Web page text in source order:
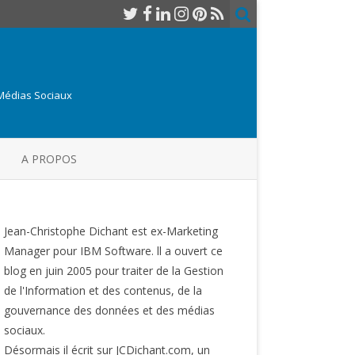
Sociaux
A PROPOS
Jean-Christophe Dichant est ex-Marketing
Manager pour IBM Software. ll a ouvert ce
blog en juin 2005 pour traiter de la Gestion
de l'Information et des contenus, de la
gouvernance des données et des médias
sociaux.
Désormais il écrit sur JCDichant.com, un